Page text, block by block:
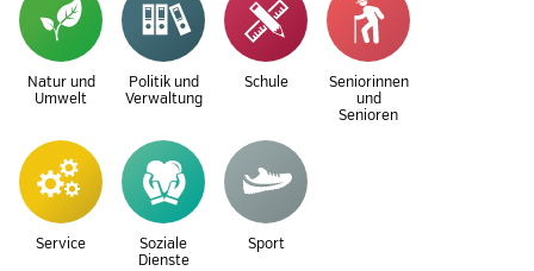
Natur und
Umwelt
Politik und
Verwaltung
Schule
Seniorinnen
und
Senioren
Service
Soziale
Dienste
Sport